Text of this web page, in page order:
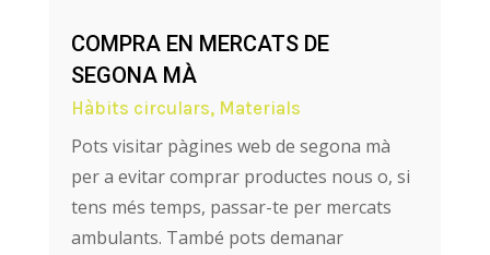
COMPRA EN MERCATS DE
SEGONA MÀ
Hàbits circulars, Materials
Pots visitar pàgines web de segona mà
per a evitar comprar productes nous o, si
tens més temps, passar-te per mercats
ambulants. També pots demanar